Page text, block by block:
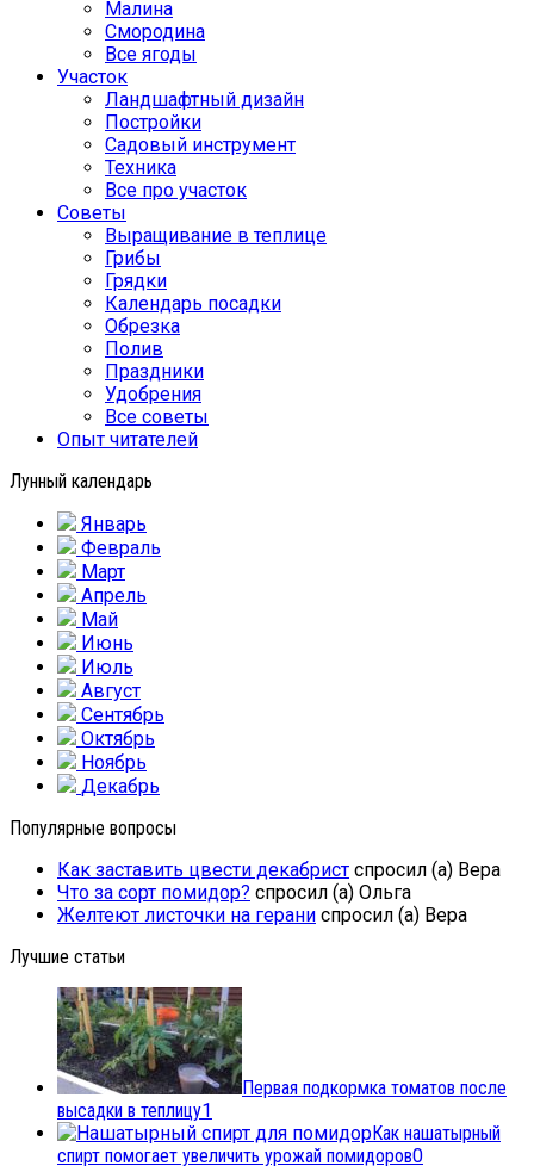
Малина
Смородина
Все ягоды
Участок
Ландшафтный дизайн
Постройки
Садовый инструмент
Техника
Все про участок
Советы
Выращивание в теплице
Грибы
Грядки
Календарь посадки
Обрезка
Полив
Праздники
Удобрения
Все советы
Опыт читателей
Лунный календарь
Январь
Февраль
Март
Апрель
Май
Июнь
Июль
Август
Сентябрь
Октябрь
Ноябрь
Декабрь
Популярные вопросы
Как заставить цвести декабрист спросил (а) Вера
Что за сорт помидор? спросил (а) Ольга
Желтеют листочки на герани спросил (а) Вера
Лучшие статьи
Первая подкормка томатов после
высадки в теплицу1
Как нашатырный
спирт помогает увеличить урожай помидоров0